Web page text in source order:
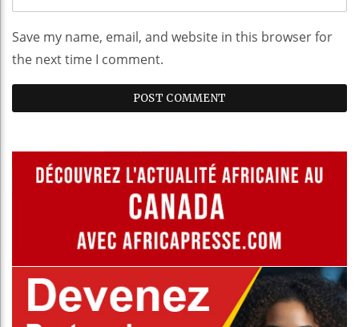
Save my name, email, and website in this browser for
the next time I comment.